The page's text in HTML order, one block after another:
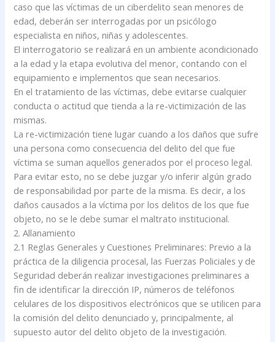
caso que las víctimas de un ciberdelito sean menores de
edad, deberán ser interrogadas por un psicólogo
especialista en niños, niñas y adolescentes.
El interrogatorio se realizará en un ambiente acondicionado
a la edad y la etapa evolutiva del menor, contando con el
equipamiento e implementos que sean necesarios.
En el tratamiento de las víctimas, debe evitarse cualquier
conducta o actitud que tienda a la re-victimización de las
mismas.
La re-victimización tiene lugar cuando a los daños que sufre
una persona como consecuencia del delito del que fue
víctima se suman aquellos generados por el proceso legal.
Para evitar esto, no se debe juzgar y/o inferir algún grado
de responsabilidad por parte de la misma. Es decir, a los
daños causados a la víctima por los delitos de los que fue
objeto, no se le debe sumar el maltrato institucional.
2. Allanamiento
2.1 Reglas Generales y Cuestiones Preliminares: Previo a la
práctica de la diligencia procesal, las Fuerzas Policiales y de
Seguridad deberán realizar investigaciones preliminares a
fin de identificar la dirección IP, números de teléfonos
celulares de los dispositivos electrónicos que se utilicen para
la comisión del delito denunciado y, principalmente, al
supuesto autor del delito objeto de la investigación.